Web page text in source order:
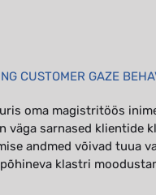
CUSTOMER GAZE
oma magistritöös
väga sarnased klientide
andmed võivad tuua
klastri